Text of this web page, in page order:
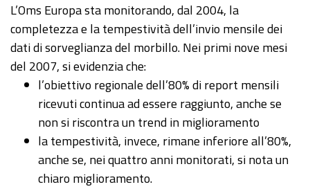
L’Oms Europa sta monitorando, dal 2004, la
completezza e la tempestività dell’invio mensile dei
dati di sorveglianza del morbillo. Nei primi nove mesi
del 2007, si evidenzia che:
l’obiettivo regionale dell’80% di report mensili
ricevuti continua ad essere raggiunto, anche se
non si riscontra un trend in miglioramento
la tempestività, invece, rimane inferiore all’80%,
anche se, nei quattro anni monitorati, si nota un
chiaro miglioramento.